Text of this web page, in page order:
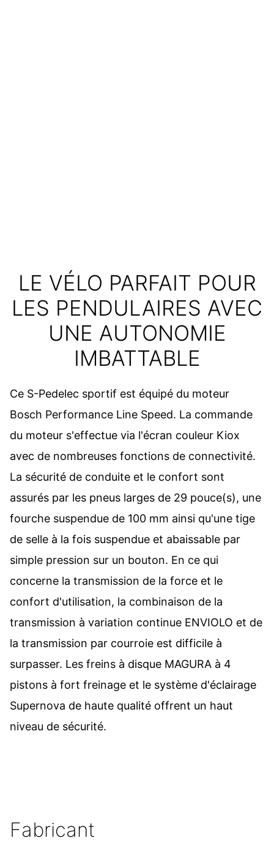
LE VÉLO PARFAIT POUR
LES PENDULAIRES AVEC
UNE AUTONOMIE
IMBATTABLE
Ce S-Pedelec sportif est équipé du moteur
Bosch Performance Line Speed. La commande
du moteur s'effectue via l'écran couleur Kiox
avec de nombreuses fonctions de connectivité.
La sécurité de conduite et le confort sont
assurés par les pneus larges de 29 pouce(s), une
fourche suspendue de 100 mm ainsi qu'une tige
de selle à la fois suspendue et abaissable par
simple pression sur un bouton. En ce qui
concerne la transmission de la force et le
confort d'utilisation, la combinaison de la
transmission à variation continue ENVIOLO et de
la transmission par courroie est difficile à
surpasser. Les freins à disque MAGURA à 4
pistons à fort freinage et le système d'éclairage
Supernova de haute qualité offrent un haut
niveau de sécurité.
Fabricant